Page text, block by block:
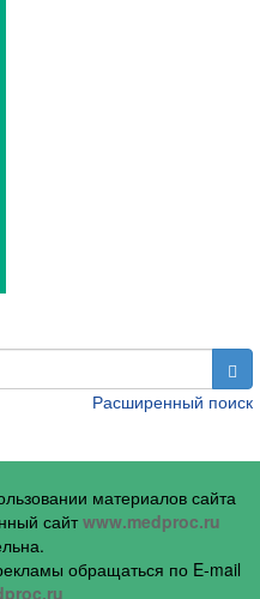
Расширенный поиск
материалов сайта
сайтwww.medproc.ru
обращаться по E-mail